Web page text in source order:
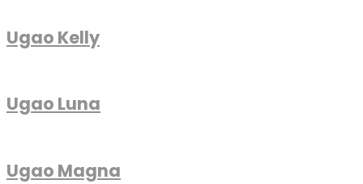
Ugao Kelly
Ugao Luna
Ugao Magna